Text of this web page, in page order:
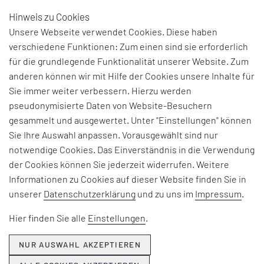
KUNDENMAGAZIN | DIALOG #66
TRANSFORMATION
TRAVELERS
Ausgabe jetzt herunterladen
Laden Sie sich die Ausgabe DIALOG #66 –
TRANSFORMATION TRAVELERS kostenfrei herunter.
um Zugang zum DIALOG Download-Portal zu erhalten.
Dort können Sie alle verfügbaren Ausgaben des EFESO
Kundenmagazins jederzeit kostenfrei herunterladen
Hinweis zu Cookies
Unsere Webseite verwendet Cookies. Diese haben
verschiedene Funktionen: Zum einen sind sie erforderlich
für die grundlegende Funktionalität unserer Website. Zum
anderen können wir mit Hilfe der Cookies unsere Inhalte für
Sie immer weiter verbessern. Hierzu werden
pseudonymisierte Daten von Website-Besuchern
gesammelt und ausgewertet. Unter "Einstellungen" können
Sie Ihre Auswahl anpassen. Vorausgewählt sind nur
notwendige Cookies. Das Einverständnis in die Verwendung
der Cookies können Sie jederzeit widerrufen. Weitere
Informationen zu Cookies auf dieser Website finden Sie in
unserer Datenschutzerklärung und zu uns im Impressum.
Hier finden Sie alle Einstellungen.
NUR AUSWAHL AKZEPTIEREN